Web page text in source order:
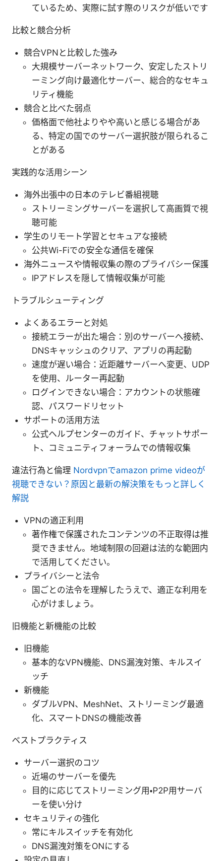
ているため、実際に試す際のリスクが低いです
比較と競合分析
競合VPNと比較した強み
大規模サーバーネットワーク、安定したストリ
ーミング向け最適化サーバー、総合的なセキュ
リティ機能
競合と比べた弱点
価格面で他社よりやや高いと感じる場合があ
る、特定の国でのサーバー選択肢が限られるこ
とがある
実践的な活用シーン
海外出張中の日本のテレビ番組視聴
ストリーミングサーバーを選択して高画質で視
聴可能
学生のリモート学習とセキュアな接続
公共Wi-Fiでの安全な通信を確保
海外ニュースや情報収集の際のプライバシー保護
IPアドレスを隠して情報収集が可能
トラブルシューティング
よくあるエラーと対処
接続エラーが出た場合：別のサーバーへ接続、
DNSキャッシュのクリア、アプリの再起動
速度が遅い場合：近距離サーバーへ変更、UDP
を使用、ルーター再起動
ログインできない場合：アカウントの状態確
認、パスワードリセット
サポートの活用方法
公式ヘルプセンターのガイド、チャットサポー
ト、コミュニティフォーラムでの情報収集
違法行為と倫理 Nordvpnでamazon prime videoが
視聴できない？原因と最新の解決策をもっと詳しく
解説
VPNの適正利用
著作権で保護されたコンテンツの不正取得は推
奨できません。地域制限の回避は法的な範囲内
で活用してください。
プライバシーと法令
国ごとの法令を理解したうえで、適正な利用を
心がけましょう。
旧機能と新機能の比較
旧機能
基本的なVPN機能、DNS漏洩対策、キルスイ
ッチ
新機能
ダブルVPN、MeshNet、ストリーミング最適
化、スマートDNSの機能改善
ベストプラクティス
サーバー選択のコツ
近場のサーバーを優先
目的に応じてストリーミング用・P2P用サーバ
ーを使い分け
セキュリティの強化
常にキルスイッチを有効化
DNS漏洩対策をONにする